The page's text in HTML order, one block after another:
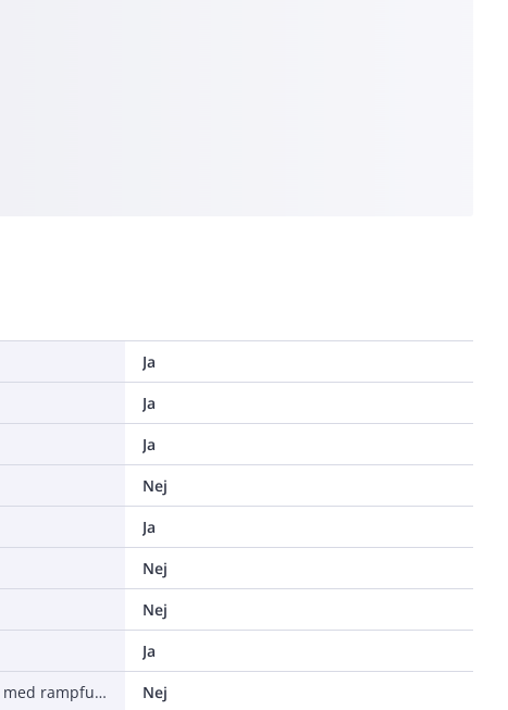
Ja
Ja
Ja
Nej
Ja
Nej
Nej
Ja
Märktestspänning justerbar med rampfunktion
Nej